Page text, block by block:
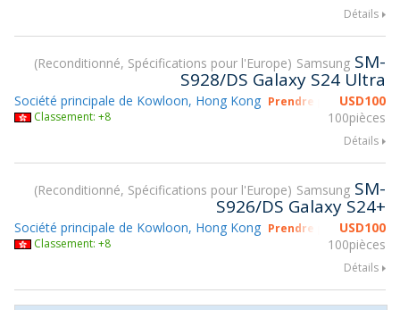
Détails
Reconditionné, Spécifications pour l'Europe Samsung SM-
S928/DS Galaxy S24 Ultra
USD100
100pièces
Société principale de Kowloon, Hong Kong Prendre part à gsmX
Classement: +8
Détails
Reconditionné, Spécifications pour l'Europe Samsung SM-
S926/DS Galaxy S24+
USD100
100pièces
Société principale de Kowloon, Hong Kong Prendre part à gsmX
Classement: +8
Détails